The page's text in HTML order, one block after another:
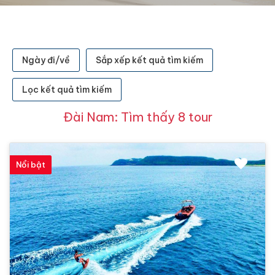
Ngày đi/về Sắp xếp kết quả tìm kiếm
Lọc kết quả tìm kiếm
Đài Nam: Tìm thấy 8 tour
Nổi bật